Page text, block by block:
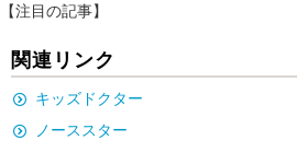
【注目の記事】
関連リンク
キッズドクター
ノーススター